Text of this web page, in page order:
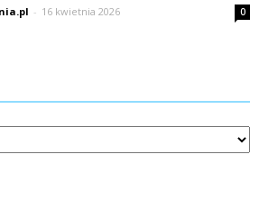
- 16 kwietnia 2026 0